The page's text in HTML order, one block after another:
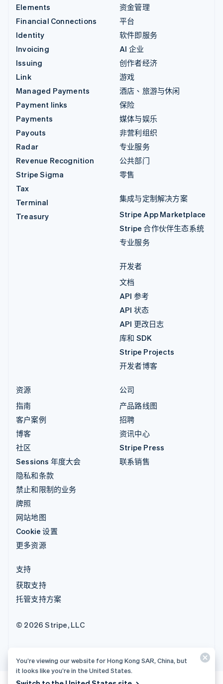
Elements
Financial Connections
Identity
Invoicing
Issuing
Link
Managed Payments
Payment links
Payments
Payouts
Radar
Revenue Recognition
Stripe Sigma
Tax
Terminal
Treasury
资金管理
平台
软件即服务
AI 企业
创作者经济
游戏
酒店、旅游与休闲
保险
媒体与娱乐
非营利组织
专业服务
公共部门
零售
集成与定制解决方案
Stripe App Marketplace
Stripe 合作伙伴生态系统
专业服务
开发者
文档
API 参考
API 状态
API 更改日志
库和 SDK
Stripe Projects
开发者博客
资源
指南
客户案例
博客
社区
Sessions 年度大会
隐私和条款
禁止和限制的业务
牌照
网站地图
Cookie 设置
更多资源
公司
产品路线图
招聘
资讯中心
Stripe Press
联系销售
支持
获取支持
托管支持方案
© 2026 Stripe, LLC
You’re viewing our website for Hong Kong SAR, China, but
it looks like you’re in the United States.